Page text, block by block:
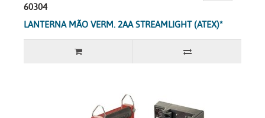
60304
LANTERNA MÃO VERM. 2AA STREAMLIGHT (ATEX)*